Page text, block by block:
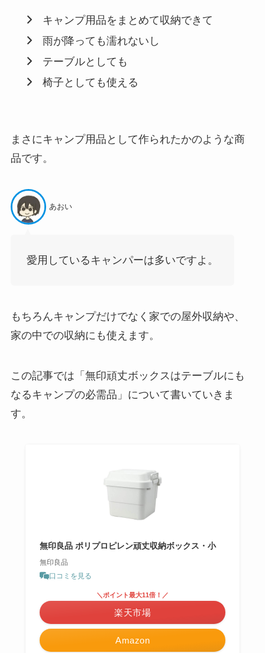
キャンプ用品をまとめて収納できて
雨が降っても濡れないし
テーブルとしても
椅子としても使える
まさにキャンプ用品として作られたかのような商
品です。
あおい
愛用しているキャンパーは多いですよ。
もちろんキャンプだけでなく家での屋外収納や、
家の中での収納にも使えます。
この記事では「無印頑丈ボックスはテーブルにも
なるキャンプの必需品」について書いていきま
す。
無印良品 ポリプロピレン頑丈収納ボックス・小
無印良品
口コミを見る
Amazon
＼ポイント最大11倍！／
楽天市場